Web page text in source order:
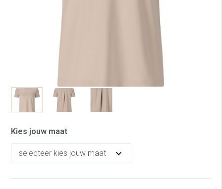
Kies jouw maat